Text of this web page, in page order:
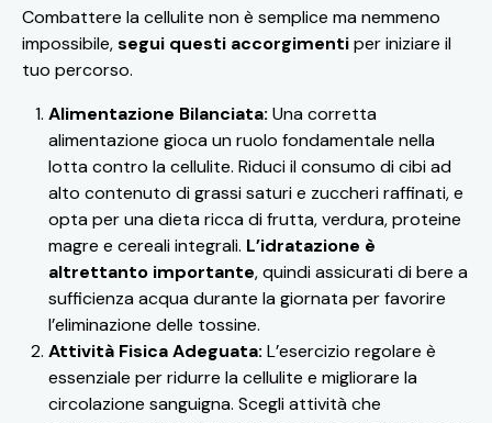
Combattere la cellulite non è semplice ma nemmeno
impossibile,segui questi accorgimentiper iniziare il
tuo percorso.
Alimentazione Bilanciata: Una corretta
alimentazione gioca un ruolo fondamentale nella
lotta contro la cellulite. Riduci il consumo di cibi ad
alto contenuto di grassi saturi e zuccheri raffinati, e
opta per una dieta ricca di frutta, verdura, proteine
magre e cereali integrali. L’idratazione è
altrettanto importante, quindi assicurati di bere a
sufficienza acqua durante la giornata per favorire
l’eliminazione delle tossine.
Attività Fisica Adeguata: L’esercizio regolare è
essenziale per ridurre la cellulite e migliorare la
circolazione sanguigna. Scegli attività che